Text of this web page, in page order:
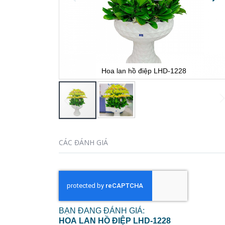
Hoa lan hồ điệp LHD-1228
đến
của
thư
hình
ảnh
CÁC ĐÁNH GIÁ
BẠN ĐANG ĐÁNH GIÁ:
HOA LAN HỒ ĐIỆP LHD-1228